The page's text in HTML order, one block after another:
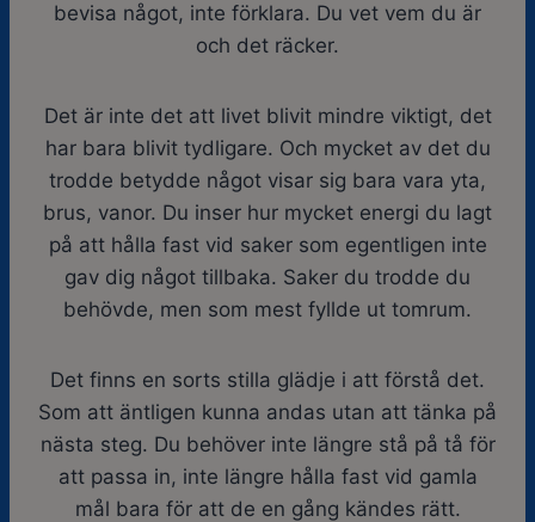
bevisa något, inte förklara. Du vet vem du är
och det räcker.
Det är inte det att livet blivit mindre viktigt, det
har bara blivit tydligare. Och mycket av det du
trodde betydde något visar sig bara vara yta,
brus, vanor. Du inser hur mycket energi du lagt
på att hålla fast vid saker som egentligen inte
gav dig något tillbaka. Saker du trodde du
behövde, men som mest fyllde ut tomrum.
Det finns en sorts stilla glädje i att förstå det.
Som att äntligen kunna andas utan att tänka på
nästa steg. Du behöver inte längre stå på tå för
att passa in, inte längre hålla fast vid gamla
mål bara för att de en gång kändes rätt.